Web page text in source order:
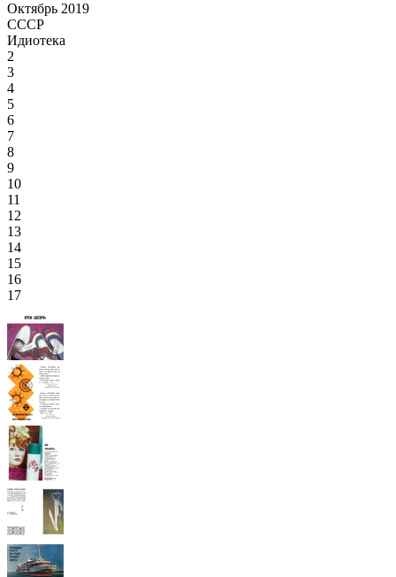
Октябрь 2019
СССР
Идиотека
2
3
4
5
6
7
8
9
10
11
12
13
14
15
16
17